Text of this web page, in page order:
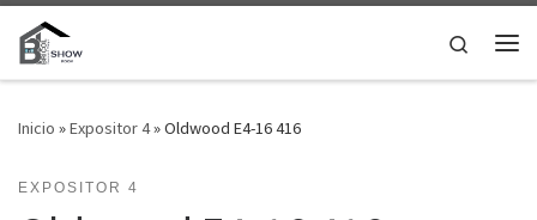
Saltar al contenido
Search
Inicio »Expositor 4»Oldwood E4-16 416
EXPOSITOR 4